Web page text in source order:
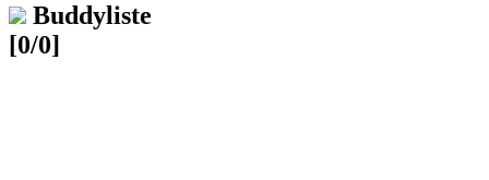
Buddyliste
[0/0]